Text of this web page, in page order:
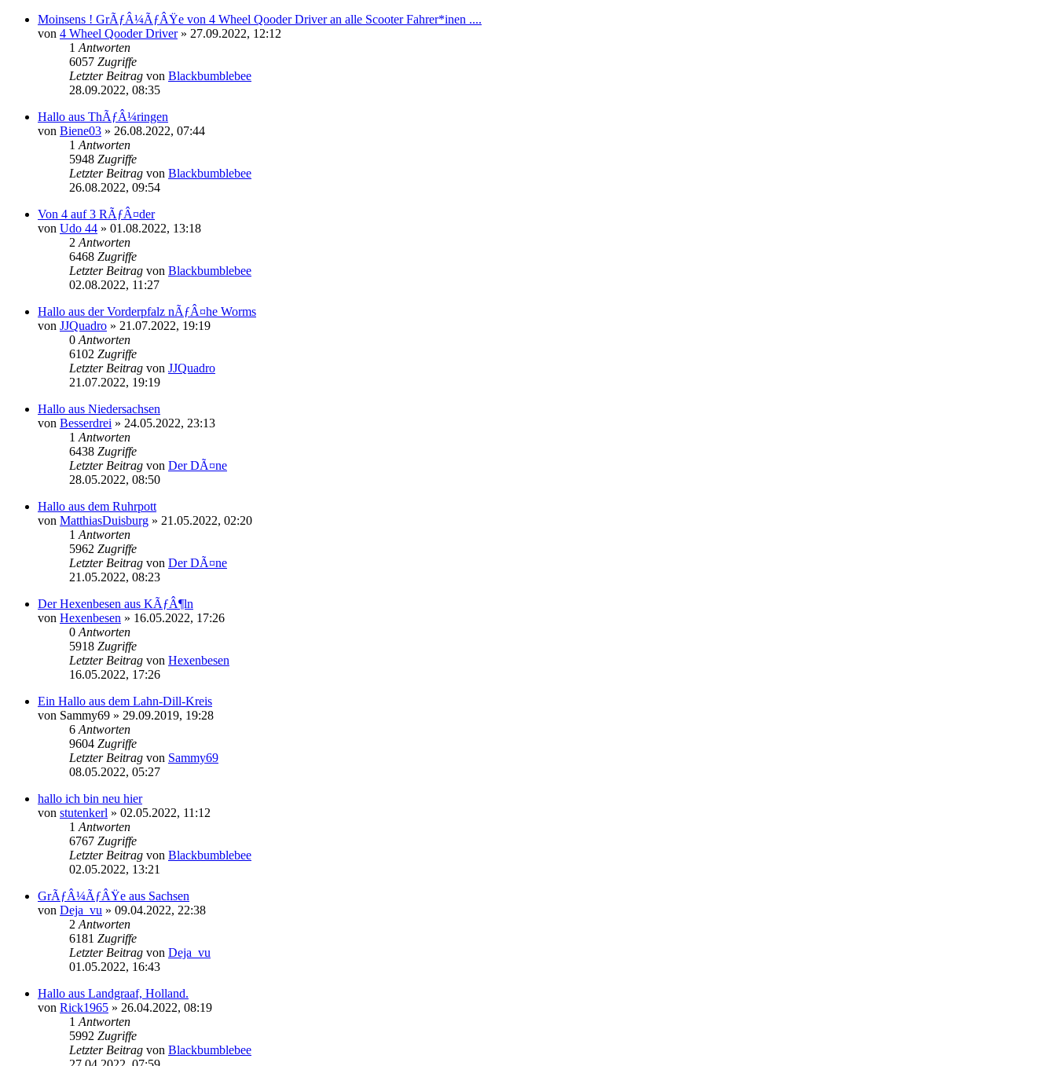
Moinsens ! GrÃƒÂ¼ÃƒÂŸe von 4 Wheel Qooder Driver an alle Scooter Fahrer*inen ....
von 4 Wheel Qooder Driver» 27.09.2022, 12:12
1 Antworten
6057 Zugriffe
Letzter Beitrag von Blackbumblebee
28.09.2022, 08:35
Hallo aus ThÃƒÂ¼ringen
von Biene03 » 26.08.2022, 07:44
1 Antworten
5948 Zugriffe
Letzter Beitrag von Blackbumblebee
26.08.2022, 09:54
Von 4 auf 3 RÃƒÂ¤der
von Udo 44 » 01.08.2022, 13:18
2 Antworten
6468 Zugriffe
Letzter Beitrag von Blackbumblebee
02.08.2022, 11:27
Hallo aus der Vorderpfalz nÃƒÂ¤he Worms
von JJQuadro » 21.07.2022, 19:19
0 Antworten
6102 Zugriffe
Letzter Beitrag von JJQuadro
21.07.2022, 19:19
Hallo aus Niedersachsen
von Besserdrei » 24.05.2022, 23:13
1 Antworten
6438 Zugriffe
Letzter Beitrag von Der DÃ¤ne
28.05.2022, 08:50
Hallo aus dem Ruhrpott
von MatthiasDuisburg » 21.05.2022, 02:20
1 Antworten
5962 Zugriffe
Letzter Beitrag von Der DÃ¤ne
21.05.2022, 08:23
Der Hexenbesen aus KÃƒÂ¶ln
von Hexenbesen » 16.05.2022, 17:26
0 Antworten
5918 Zugriffe
Letzter Beitrag von Hexenbesen
16.05.2022, 17:26
Ein Hallo aus dem Lahn-Dill-Kreis
von Sammy69 » 29.09.2019, 19:28
6 Antworten
9604 Zugriffe
Letzter Beitrag von Sammy69
08.05.2022, 05:27
hallo ich bin neu hier
von stutenkerl » 02.05.2022, 11:12
1 Antworten
6767 Zugriffe
Letzter Beitrag von Blackbumblebee
02.05.2022, 13:21
GrÃƒÂ¼ÃƒÂŸe aus Sachsen
von Deja_vu » 09.04.2022, 22:38
2 Antworten
6181 Zugriffe
Letzter Beitrag von Deja_vu
01.05.2022, 16:43
Hallo aus Landgraaf, Holland.
von Rick1965 » 26.04.2022, 08:19
1 Antworten
5992 Zugriffe
Letzter Beitrag von Blackbumblebee